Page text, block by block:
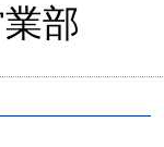
部